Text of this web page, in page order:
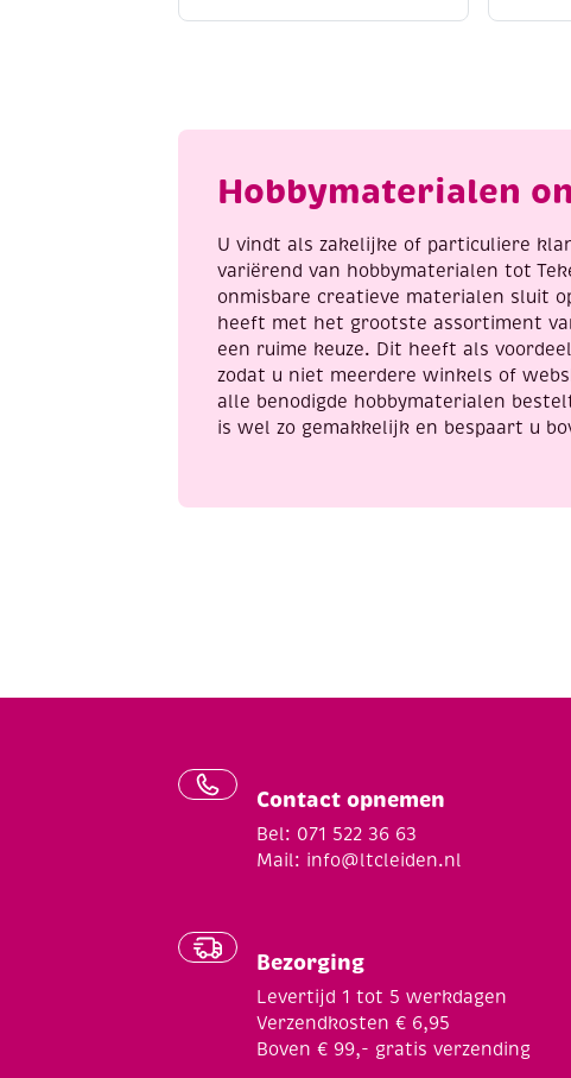
Hobbymaterialen
U vindt als zakelijke of particuliere
variërend van hobbymaterialen tot
onmisbare creatieve materialen sluit
heeft met het grootste assortiment
een ruime keuze. Dit heeft als
zodat u niet meerdere winkels of
alle benodigde hobbymaterialen
is wel zo gemakkelijk en bespaart u
Contact opnemen
Bel: 071 522 36 63
Mail: info@ltcleiden.nl
Bezorging
Levertijd 1 tot 5 werkdagen
Verzendkosten € 6,95
Boven € 99,- gratis verzending